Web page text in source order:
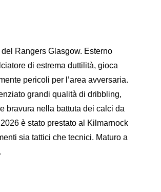
Rangers Glasgow. Esterno
di estrema duttilità, gioca
pericoli per l’area avversaria.
grandi qualità di dribbling,
bravura nella battuta dei calci da
è stato prestato al Kilmarnock
sia tattici che tecnici. Maturo a